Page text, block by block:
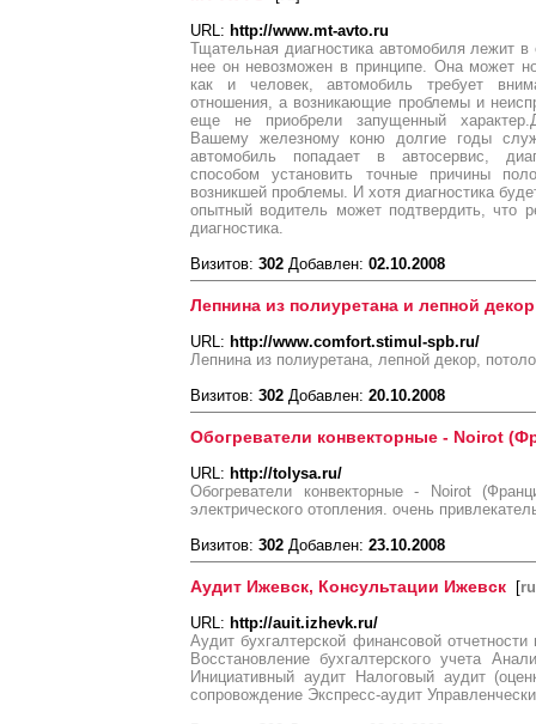
URL: http://www.mt-avto.ru
Тщательная диагностика автомобиля лежит
нее он невозможен в принципе. Она может
как и человек, автомобиль требует
отношения, а возникающие проблемы и
еще не приобрели запущенный
Вашему железному коню долгие годы
автомобиль попадает в автосервис,
способом установить точные причины
возникшей проблемы. И хотя диагностика
опытный водитель может подтвердить, что
диагностика.
Визитов: 302 Добавлен: 02.10.2008
Лепнина из полиуретана и лепной декор
URL: http://www.comfort.stimul-spb.ru/
Лепнина из полиуретана, лепной декор,
Визитов: 302 Добавлен: 20.10.2008
Обогреватели конвекторные - Noirot
URL: http://tolysa.ru/
Обогреватели конвекторные - Noirot
электрического отопления. очень
Визитов: 302 Добавлен: 23.10.2008
Аудит Ижевск, Консультации Ижевск [ru
URL: http://auit.izhevk.ru/
Аудит бухгалтерской финансовой
Восстановление бухгалтерского учета
Инициативный аудит Налоговый аудит
сопровождение Экспресс-аудит